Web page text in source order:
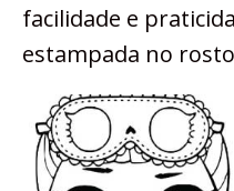
facilidade e
estampada no